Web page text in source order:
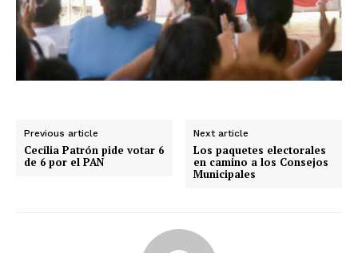
Previous article
Cecilia Patrón pide votar 6
de 6 por el PAN
Next article
Los paquetes electorales
en camino a los Consejos
Municipales